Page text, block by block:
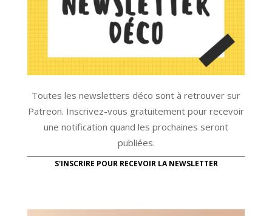
Toutes les newsletters déco sont à retrouver sur
Patreon. Inscrivez-vous gratuitement pour recevoir
une notification quand les prochaines seront
publiées.
S'INSCRIRE POUR RECEVOIR LA NEWSLETTER